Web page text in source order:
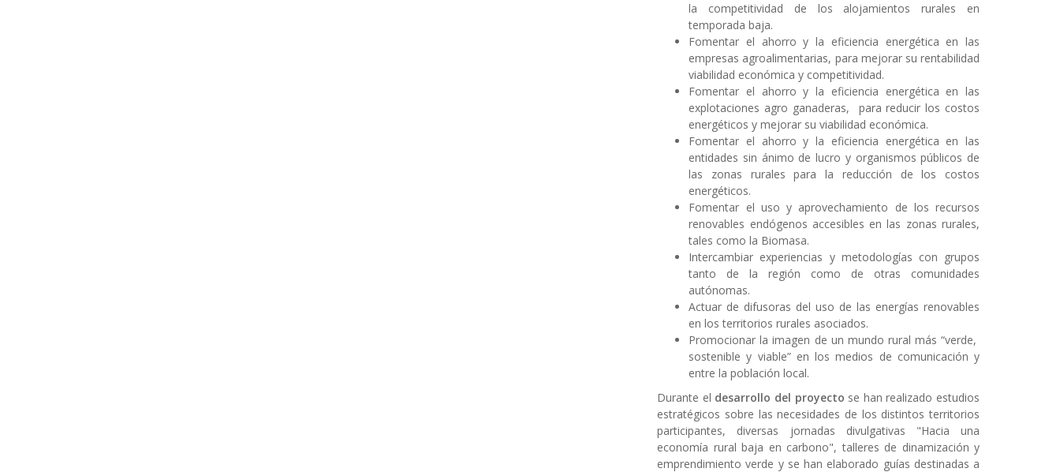
la competitividad de los alojamientos rurales en
temporada baja.
Fomentar el ahorro y la eficiencia energética en las
empresas agroalimentarias, para mejorar su rentabilidad
viabilidad económica y competitividad.
Fomentar el ahorro y la eficiencia energética en las
explotaciones agro ganaderas, para reducir los costos
energéticos y mejorar su viabilidad económica.
Fomentar el ahorro y la eficiencia energética en las
entidades sin ánimo de lucro y organismos públicos de
las zonas rurales para la reducción de los costos
energéticos.
Fomentar el uso y aprovechamiento de los recursos
renovables endógenos accesibles en las zonas rurales,
tales como la Biomasa.
Intercambiar experiencias y metodologías con grupos
tanto de la región como de otras comunidades
autónomas.
Actuar de difusoras del uso de las energías renovables
en los territorios rurales asociados.
Promocionar la imagen de un mundo rural más “verde,
sostenible y viable” en los medios de comunicación y
entre la población local.
Durante el desarrollo del proyecto se han realizado estudios
estratégicos sobre las necesidades de los distintos territorios
participantes, diversas jornadas divulgativas "Hacia una
economía rural baja en carbono", talleres de dinamización y
emprendimiento verde y se han elaborado guías destinadas a